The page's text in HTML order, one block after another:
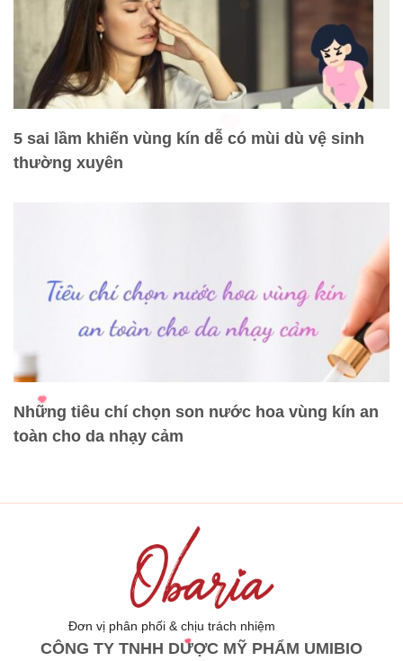
5 sai lầm khiến vùng kín dễ có mùi dù vệ sinh
thường xuyên
Những tiêu chí chọn son nước hoa vùng kín an
toàn cho da nhạy cảm
Đơn vị phân phối & chịu trách nhiệm
CÔNG TY TNHH DƯỢC MỸ PHẨM UMIBIO